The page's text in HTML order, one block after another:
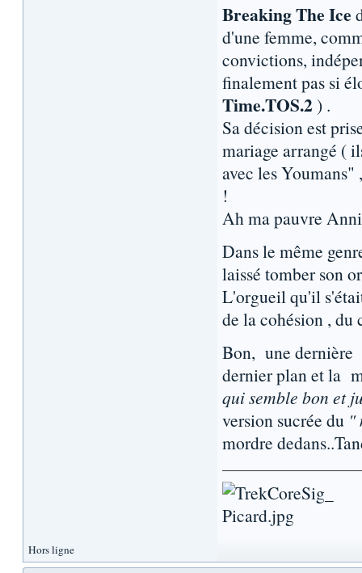
Breaking The Ice
d'une femme,
convictions,
finalement pas si
Time.TOS.2) .
Sa décision est
mariage arrangé (
avec les
!
Ah ma pauvre
Dans le même
laissé tomber son
L'orgueil qu'il
de la cohésion ,
Bon, une dernière
dernier plan et la
qui semble bon et
version sucrée du "
mordre
Hors ligne